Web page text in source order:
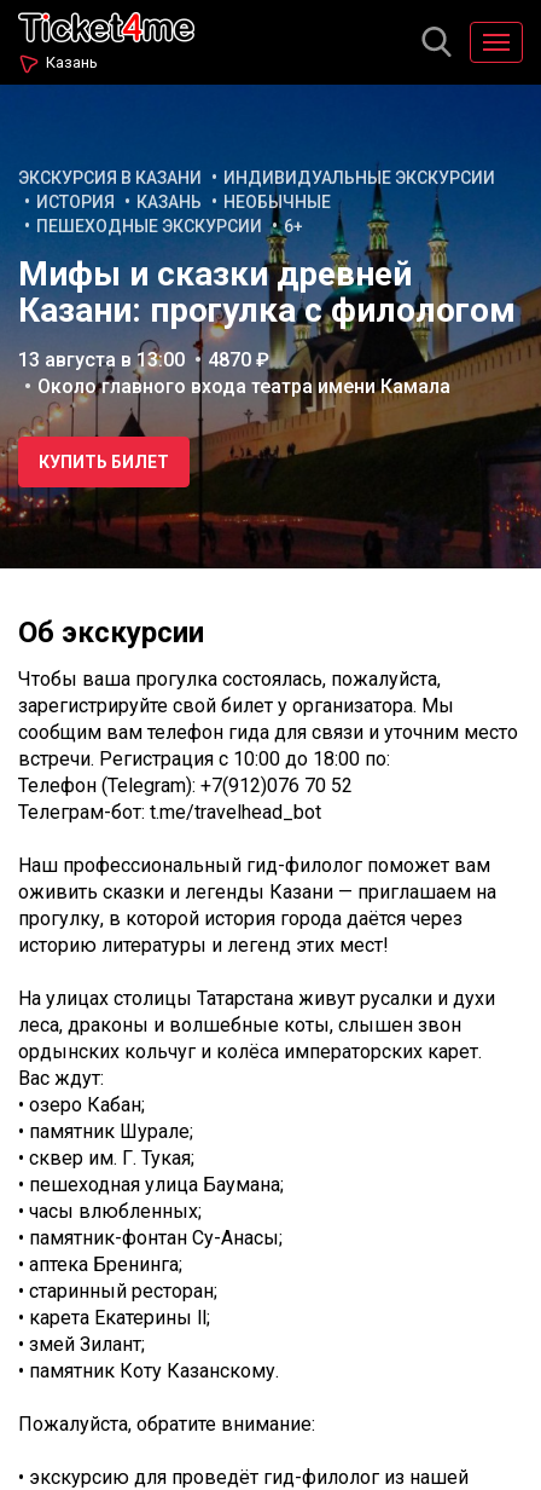
Казань
ЭКСКУРСИЯ В КАЗАНИ
ИНДИВИДУАЛЬНЫЕ ЭКСКУРСИИ
ИСТОРИЯ
КАЗАНЬ
НЕОБЫЧНЫЕ
ПЕШЕХОДНЫЕ ЭКСКУРСИИ
6+
Мифы и сказки древней
Казани: прогулка с филологом
13 августа в 13:00
4870 ₽
Около главного входа театра имени Камала
КУПИТЬ БИЛЕТ
Об экскурсии
Чтобы ваша прогулка состоялась, пожалуйста,
зарегистрируйте свой билет у организатора. Мы
сообщим вам телефон гида для связи и уточним место
встречи. Регистрация c 10:00 до 18:00 по:
Телефон (Telegram): +7(912)076 70 52
Телеграм-бот: t.me/travelhead_bot
Наш профессиональный гид-филолог поможет вам
оживить сказки и легенды Казани — приглашаем на
прогулку, в которой история города даётся через
историю литературы и легенд этих мест!
На улицах столицы Татарстана живут русалки и духи
леса, драконы и волшебные коты, слышен звон
ордынских кольчуг и колёса императорских карет.
Вас ждут:
• озеро Кабан;
• памятник Шурале;
• сквер им. Г. Тукая;
• пешеходная улица Баумана;
• часы влюбленных;
• памятник-фонтан Су-Анасы;
• аптека Бренинга;
• старинный ресторан;
• карета Екатерины ll;
• змей Зилант;
• памятник Коту Казанскому.
Пожалуйста, обратите внимание:
• экскурсию для проведёт гид-филолог из нашей